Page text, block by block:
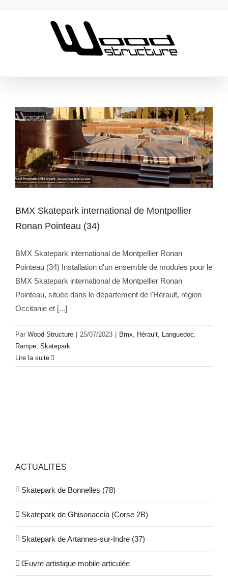
BMX Skatepark international de Montpellier
Ronan Pointeau (34)
BMX Skatepark international de Montpellier Ronan
Pointeau (34) Installation d'un ensemble de modules pour le
BMX Skatepark international de Montpellier Ronan
Pointeau, située dans le département de l'Hérault, région
Occitanie et [...]
Par Wood Structure 25/07/2023 Bmx Hérault Languedoc
Rampe Skatepark
Lire la suite
ACTUALITES
Skatepark de Bonnelles (78)
Skatepark de Ghisonaccia (Corse 2B)
Skatepark de Artannes-sur-Indre (37)
Œuvre artistique mobile articulée